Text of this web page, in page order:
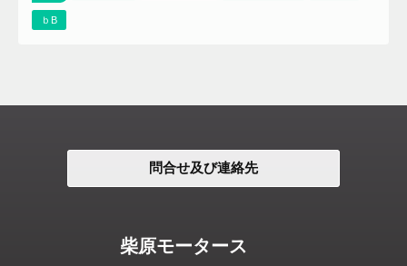
ｂB
問合せ及び連絡先
柴原モータース